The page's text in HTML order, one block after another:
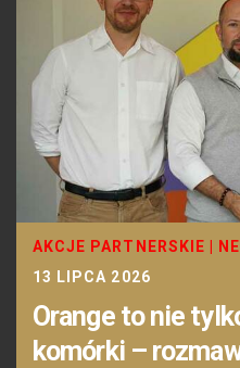
AKCJE PARTNERSKIE
13 LIPCA 2026
Orange to nie
komórki –